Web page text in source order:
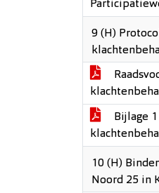
9 (H) Protocol
Bijlage
10 (H)
Noord 25 in